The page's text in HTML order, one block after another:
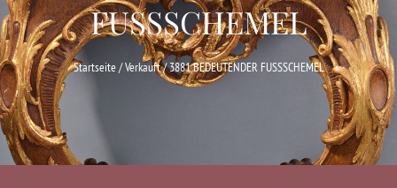
FUSSSCHEMEL
Startseite/Verkauft/ 3881 BEDEUTENDER FUSSSCHEMEL